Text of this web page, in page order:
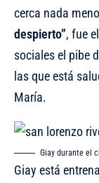
cerca nada
despierto”, fue
sociales el pibe
las que está
María.
Giay durante el
Giay está